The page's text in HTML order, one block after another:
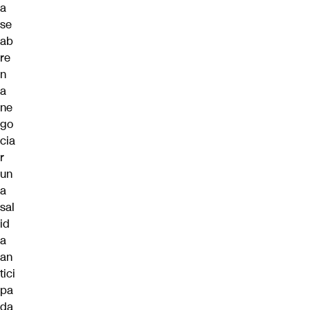
a
se
ab
re
n
a
ne
go
cia
r
un
a
sal
id
a
an
tici
pa
da